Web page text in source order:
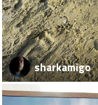
sharkamigo